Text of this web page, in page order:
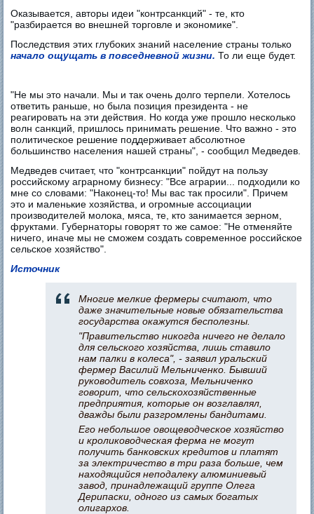
Оказывается, авторы идеи "контрсанкций" - те, кто
"разбирается во внешней торговле и экономике".
Последствия этих глубоких знаний население страны только
начало ощущать в повседневной жизни. То ли еще будет.
"Не мы это начали. Мы и так очень долго терпели. Хотелось
ответить раньше, но была позиция президента - не
реагировать на эти действия. Но когда уже прошло несколько
волн санкций, пришлось принимать решение. Что важно - это
политическое решение поддерживает абсолютное
большинство населения нашей страны", - сообщил Медведев.
Медведев считает, что "контрсанкции" пойдут на пользу
российскому аграрному бизнесу: "Все аграрии... подходили ко
мне со словами: "Наконец-то! Мы вас так просили". Причем
это и маленькие хозяйства, и огромные ассоциации
производителей молока, мяса, те, кто занимается зерном,
фруктами. Губернаторы говорят то же самое: "Не отменяйте
ничего, иначе мы не сможем создать современное российское
сельское хозяйство".
Источник
Многие мелкие фермеры считают, что
даже значительные новые обязательства
государства окажутся бесполезны.
"Правительство никогда ничего не делало
для сельского хозяйства, лишь ставило
нам палки в колеса", - заявил уральский
фермер Василий Мельниченко. Бывший
руководитель совхоза, Мельниченко
говорит, что сельскохозяйственные
предприятия, которые он возглавлял,
дважды были разгромлены бандитами.
Его небольшое овощеводческое хозяйство
и кролиководческая ферма не могут
получить банковских кредитов и платят
за электричество в три раза больше, чем
находящийся неподалеку алюминиевый
завод, принадлежащий группе Олега
Дерипаски, одного из самых богатых
олигархов.